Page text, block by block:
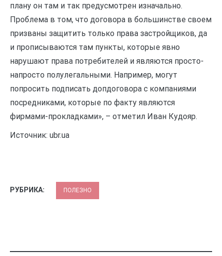
плану он там и так предусмотрен изначально.
Проблема в том, что договора в большинстве своем
призваны защитить только права застройщиков, да
и прописываются там пункты, которые явно
нарушают права потребителей и являются просто-
напросто полулегальными. Например, могут
попросить подписать допдоговора с компаниями
посредниками, которые по факту являются
фирмами-прокладками», – отметил Иван Кудояр.
Источник: ubr.ua
РУБРИКА: ПОЛЕЗНО